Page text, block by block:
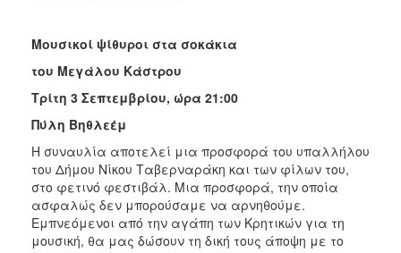
Μουσικοί ψίθυροι στα σοκάκια
του Μεγάλου Κάστρου
Τρίτη 3 Σεπτεμβρίου, ώρα 21:00
Πύλη Βηθλεέμ
Η συναυλία αποτελεί μια προσφορά του υπαλλήλου
του Δή­μου Νίκου Ταβερναράκη και των φίλων του,
στο φετινό φεστιβάλ. Μια προσφορά, την οποία
ασφαλώς δεν μπορούσαμε να αρνηθούμε.
Εμπνεόμενοι από την αγάπη των Κρη­τικών για τη
μουσική, θα μας δώσουν τη δική τους άποψη με το